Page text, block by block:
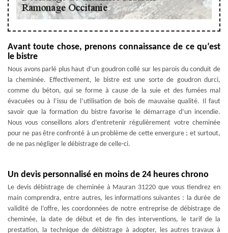
Avant toute chose, prenons connaissance de ce qu’est
le bistre
Nous avons parlé plus haut d’un goudron collé sur les parois du conduit de
la cheminée. Effectivement, le bistre est une sorte de goudron durci,
comme du béton, qui se forme à cause de la suie et des fumées mal
évacuées ou à l’issu de l’utilisation de bois de mauvaise qualité. Il faut
savoir que la formation du bistre favorise le démarrage d’un incendie.
Nous vous conseillons alors d’entretenir régulièrement votre cheminée
pour ne pas être confronté à un problème de cette envergure ; et surtout,
de ne pas négliger le débistrage de celle-ci.
Un devis personnalisé en moins de 24 heures chrono
Le devis débistrage de cheminée à Mauran 31220 que vous tiendrez en
main comprendra, entre autres, les informations suivantes : la durée de
validité de l’offre, les coordonnées de notre entreprise de débistrage de
cheminée, la date de début et de fin des interventions, le tarif de la
prestation, la technique de débistrage à adopter, les autres travaux à